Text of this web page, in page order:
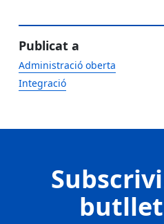
Publicat a
Administració oberta
Integració